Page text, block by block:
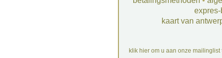
kaart van
klik hier om u aan onze mailinglist